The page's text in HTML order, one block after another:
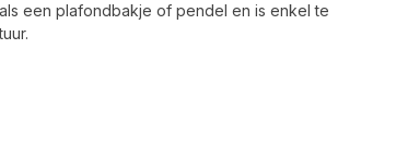
een plafondbakje of pendel en is enkel te